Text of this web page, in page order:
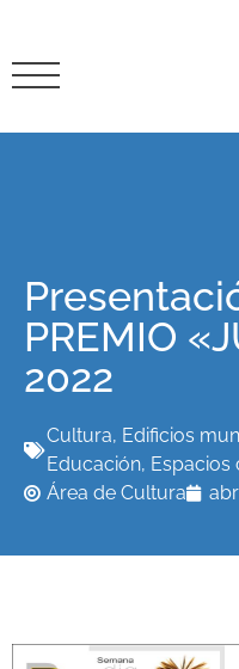
PREMIO
2022
Cultura, Edificios
Educación, Espacios
Área de Cultura